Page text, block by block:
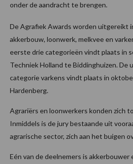
onder de aandracht te brengen.
De Agrafiek Awards worden uitgereikt
akkerbouw, loonwerk, melkvee en
eerste drie categorieën vindt plaats in
Techniek Holland te Biddinghuizen. De
categorie varkens vindt plaats in
Hardenberg.
Agrariërs en loonwerkers konden zich
Inmiddels is de jury bestaande uit
agrarische sector, zich aan het buigen
Eén van de deelnemers is